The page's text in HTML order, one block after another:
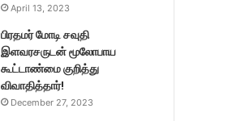
April 13, 2023
பிரதமர் மோடி சவுதி
இளவரசருடன் மூலோபாய
கூட்டாண்மை குறித்து
விவாதித்தார்!
December 27, 2023